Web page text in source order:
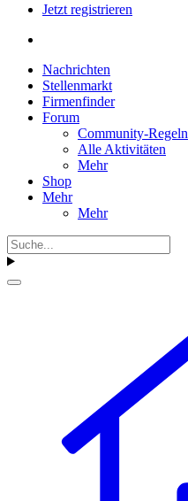
Jetzt registrieren
Nachrichten
Stellenmarkt
Firmenfinder
Forum
Community-Regeln
Alle Aktivitäten
Mehr
Shop
Mehr
Mehr